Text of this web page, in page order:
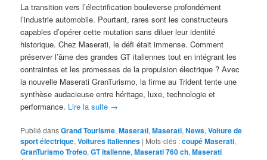
La transition vers l’électrification bouleverse profondément
l’industrie automobile. Pourtant, rares sont les constructeurs
capables d’opérer cette mutation sans diluer leur identité
historique. Chez Maserati, le défi était immense. Comment
préserver l’âme des grandes GT italiennes tout en intégrant les
contraintes et les promesses de la propulsion électrique ? Avec
la nouvelle Maserati GranTurismo, la firme au Trident tente une
synthèse audacieuse entre héritage, luxe, technologie et
performance. Lire la suite →
Publié dansGrand Tourisme,Maserati,Maserati,News,Voiture de
sport électrique,Voitures Italiennes | Mots-clés :coupé Maserati,
GranTurismo Trofeo,GT italienne,Maserati 760 ch,Maserati